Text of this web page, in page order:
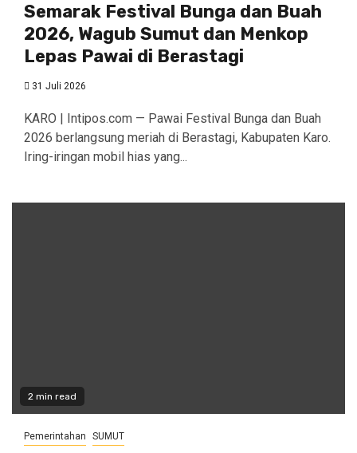
Semarak Festival Bunga dan Buah
2026, Wagub Sumut dan Menkop
Lepas Pawai di Berastagi
31 Juli 2026
KARO | Intipos.com — Pawai Festival Bunga dan Buah
2026 berlangsung meriah di Berastagi, Kabupaten Karo.
Iring-iringan mobil hias yang...
2 min read
Pemerintahan SUMUT